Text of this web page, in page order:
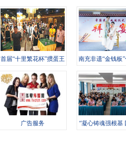
首届“十里繁花杯”掼蛋王
南充非遗“金钱板
广告服务
“凝心铸魂强根基